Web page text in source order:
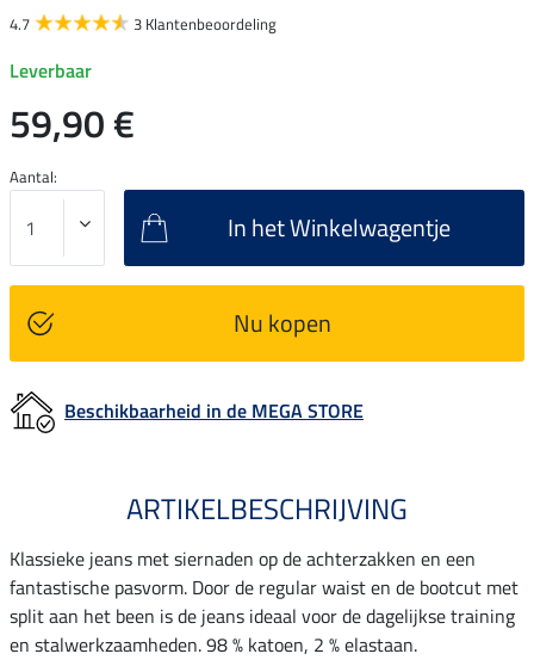
4.7 3 Klantenbeoordeling
Leverbaar
59,90 €
Aantal:
In het Winkelwagentje
Nu kopen
Beschikbaarheid in de MEGA STORE
ARTIKELBESCHRIJVING
Klassieke jeans met siernaden op de achterzakken en een
fantastische pasvorm. Door de regular waist en de bootcut met
split aan het been is de jeans ideaal voor de dagelijkse training
en stalwerkzaamheden. 98 % katoen, 2 % elastaan.